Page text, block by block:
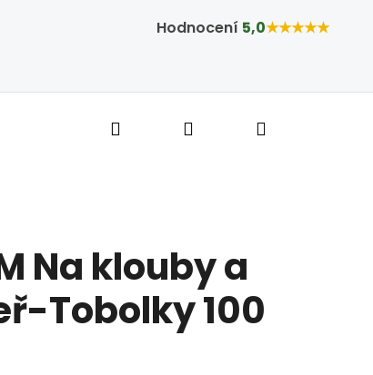
Hodnocení 5,0★★★★★
a hubnutí Bylinné kapky
Hledat PřihlášeníNákupní
Na klouby a
Tobolky 100